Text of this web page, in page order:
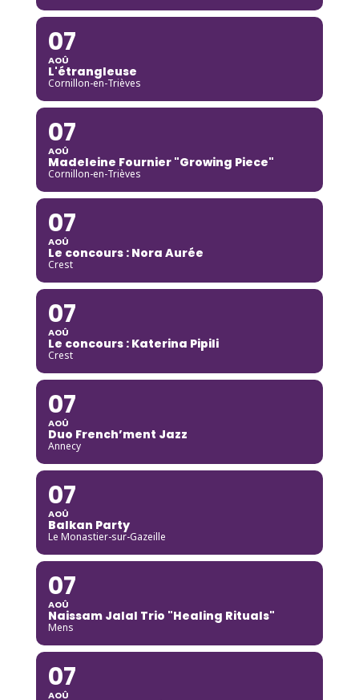
07
AOÛ
L'étrangleuse
Cornillon-en-Trièves
07
AOÛ
Madeleine Fournier "Growing Piece"
Cornillon-en-Trièves
07
AOÛ
Le concours : Nora Aurée
Crest
07
AOÛ
Le concours : Katerina Pipili
Crest
07
AOÛ
Duo French’ment Jazz
Annecy
07
AOÛ
Balkan Party
Le Monastier-sur-Gazeille
07
AOÛ
Naissam Jalal Trio "Healing Rituals"
Mens
07
AOÛ